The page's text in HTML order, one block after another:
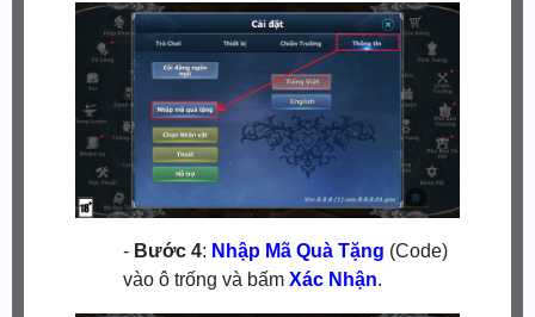
- Bước 4: Nhập Mã Quà Tặng (Code)
vào ô trống và bấm Xác Nhận.